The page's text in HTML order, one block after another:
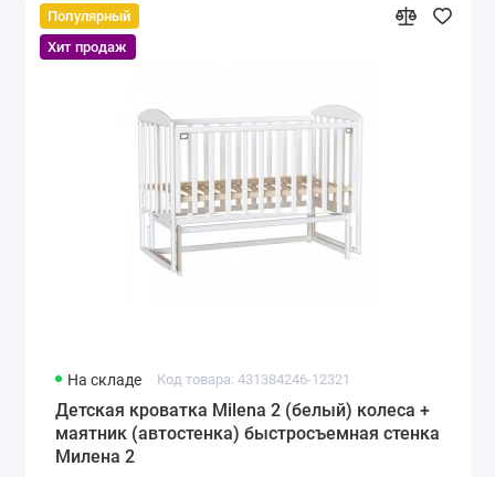
Популярный
Хит продаж
На складе Код товара: 431384246-12321
Детская кроватка Milena 2 (белый) колеса +
маятник (автостенка) быстросъемная стенка
Милена 2